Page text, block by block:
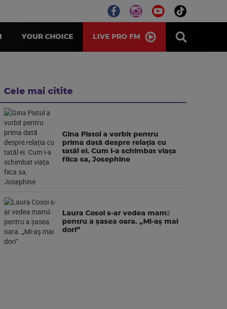
YOUR CHOICE LIVE PRO FM
Cele mai citite
Gina Pistol a vorbit pentru
prima dată despre relația cu
tatăl ei. Cum i-a schimbat viața
fiica sa, Josephine
Laura Cosoi s-ar vedea mamǎ
pentru a şasea oara. „Mi-aș mai
dori”